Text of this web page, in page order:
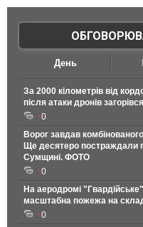
День
За 2000 кілометрів від
після атаки дронів
0
Ворог завдав
Ще десятеро постраждали
Сумщині. ФОТО
0
На аеродромі
масштабна пожежа на
0